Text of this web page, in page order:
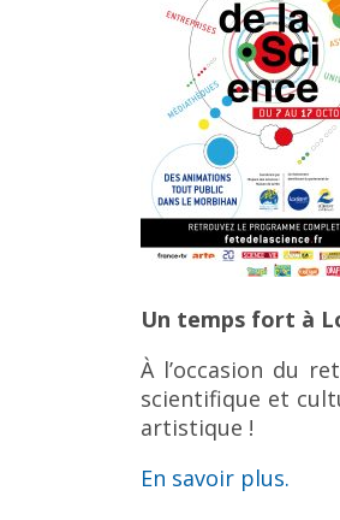
Un temps fort à
À l’occasion du
scientifique et
artistique !
En savoir plus.